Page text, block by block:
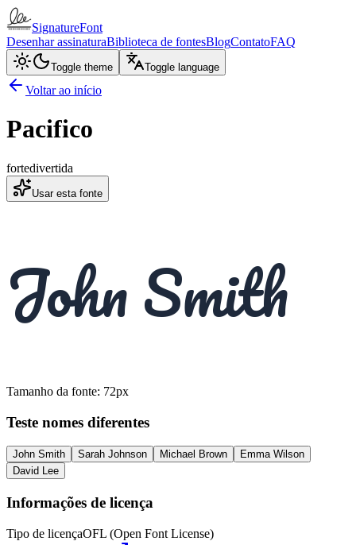
SignatureFont
Desenhar assinaturaBiblioteca de fontesBlogContatoFAQ
Toggle theme Toggle language
Voltar ao início
Pacifico
fortedivertida
Usar esta fonte
John Smith
Tamanho da fonte: 72px
Teste nomes diferentes
John Smith Sarah Johnson Michael Brown
Emma Wilson
David Lee
Informações de licença
Tipo de licençaOFL (Open Font License)